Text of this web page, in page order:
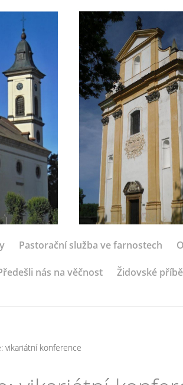
Pastorační služba ve farnostech
nás na věčnost Židovské
vikariátní konference